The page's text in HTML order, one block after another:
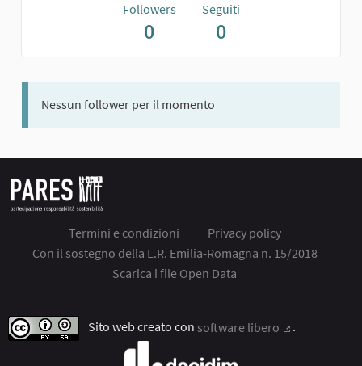
Followers
0
Seguiti
0
Nessun follower per il momento
Termini e condizioni
Privacy policy
Con il sostegno della L.R. Emilia-Romagna n. 15/2018
Scarica i file Open Data
Sito web creato con software libero
.